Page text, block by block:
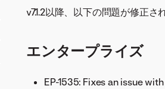
v7.1.2以降、以下の問題が修正さ
エンタープライズ
EP-1535: Fixes an issue